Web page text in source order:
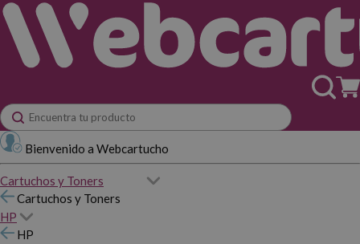
Bienvenido a Webcartucho
Cartuchos y Toners
Cartuchos y Toners
HP
HP